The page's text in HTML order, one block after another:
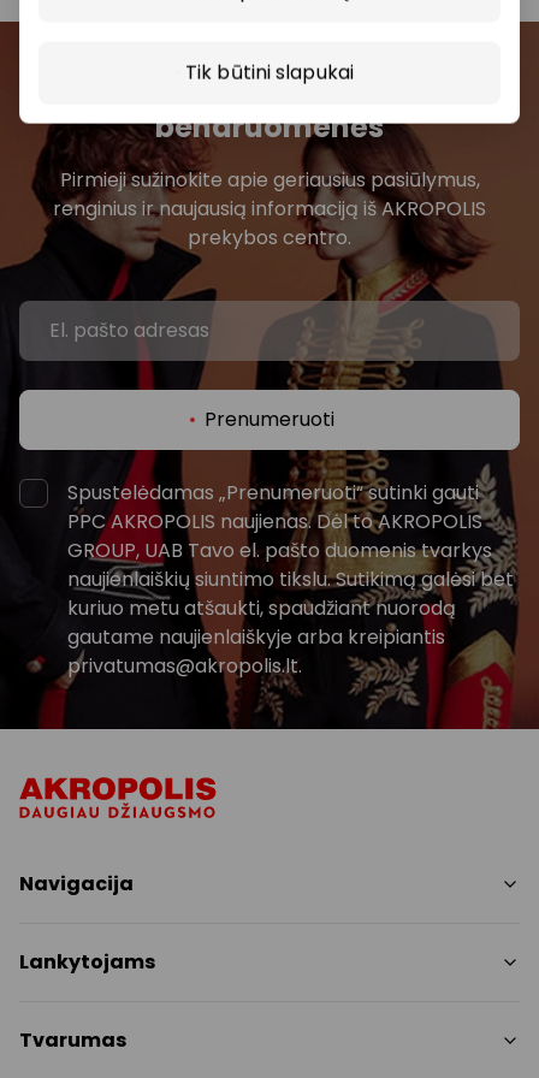
Tik būtini slapukai
Prisijunkite prie mūsų
bendruomenės
Pirmieji sužinokite apie geriausius pasiūlymus,
renginius ir naujausią informaciją iš AKROPOLIS
prekybos centro.
Prenumeruoti
Spustelėdamas „Prenumeruoti“ sutinki gauti
PPC AKROPOLIS naujienas. Dėl to AKROPOLIS
GROUP, UAB Tavo el. pašto duomenis tvarkys
naujienlaiškių siuntimo tikslu. Sutikimą galėsi bet
kuriuo metu atšaukti, spaudžiant nuorodą
gautame naujienlaiškyje arba kreipiantis
privatumas@akropolis.lt.
Navigacija
Paslaugos
Pramogos
Lankytojams
Nemokami patogumai
Tvarumas